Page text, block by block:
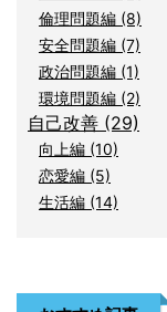
倫理問題編 (8)
安全問題編 (7)
政治問題編 (1)
環境問題編 (2)
自己改善 (29)
向上編 (10)
恋愛編 (5)
生活編 (14)